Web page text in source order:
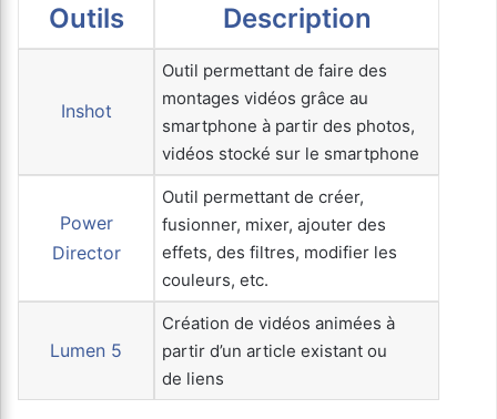
Outils Description
Inshot
Outil permettant de faire des
montages vidéos grâce au
smartphone à partir des photos,
vidéos stocké sur le smartphone
Power
Director
Outil permettant de créer,
fusionner, mixer, ajouter des
effets, des filtres, modifier les
couleurs, etc.
Lumen 5
Création de vidéos animées à
partir d’un article existant ou
de liens